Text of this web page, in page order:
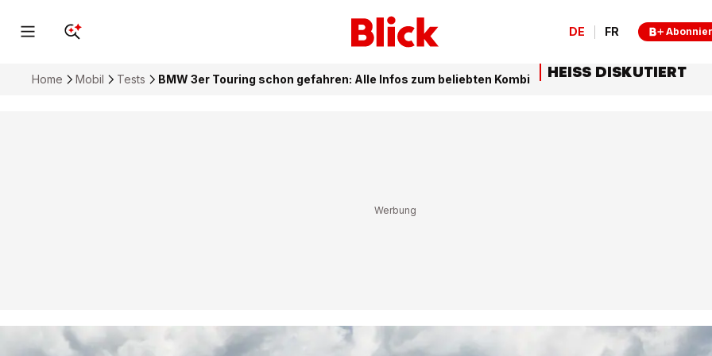
DE FR
Home Mobil Tests BMW 3er Touring schon gefahren: Alle Infos zum beliebten Kombi HEISS DISKUTIERT